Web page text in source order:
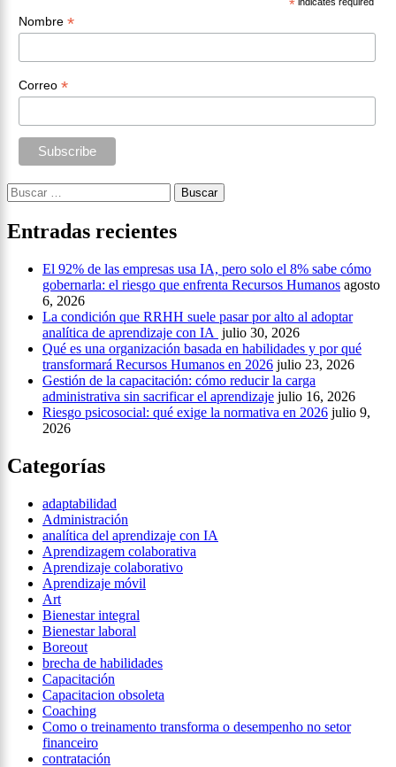
*
Nombre *
Correo *
Buscar:
Entradas recientes
El 92% de las empresas usa IA, pero solo el 8% sabe cómo
gobernarla: el riesgo que enfrenta Recursos Humanos agosto
6, 2026
La condición que RRHH suele pasar por alto al adoptar
analítica de aprendizaje con IA julio 30, 2026
Qué es una organización basada en habilidades y por qué
transformará Recursos Humanos en 2026 julio 23, 2026
Gestión de la capacitación: cómo reducir la carga
administrativa sin sacrificar el aprendizaje julio 16, 2026
Riesgo psicosocial: qué exige la normativa en 2026 julio 9,
2026
Categorías
adaptabilidad
Administración
analítica del aprendizaje con IA
Aprendizagem colaborativa
Aprendizaje colaborativo
Aprendizaje móvil
Art
Bienestar integral
Bienestar laboral
Boreout
brecha de habilidades
Capacitación
Capacitacion obsoleta
Coaching
Como o treinamento transforma o desempenho no setor
financeiro
contratación